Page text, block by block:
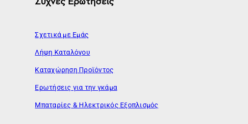
Σχετικά με Εμάς
Λήψη Καταλόγου
Καταχώρηση Προϊόντος
Ερωτήσεις για την γκάμα
Μπαταρίες & Ηλεκτρικός Εξοπλισμός